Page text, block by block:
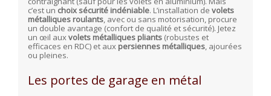
c’est un choix sécurité indéniable. L’installation de volets
métalliques roulants, avec ou sans motorisation, procure
un double avantage (confort de qualité et sécurité). Jetez
un œil auxvolets métalliques pliants (robustes et
efficaces en RDC) et aux persiennes métalliques, ajourées
ou pleines.
Les portes de garage en métal